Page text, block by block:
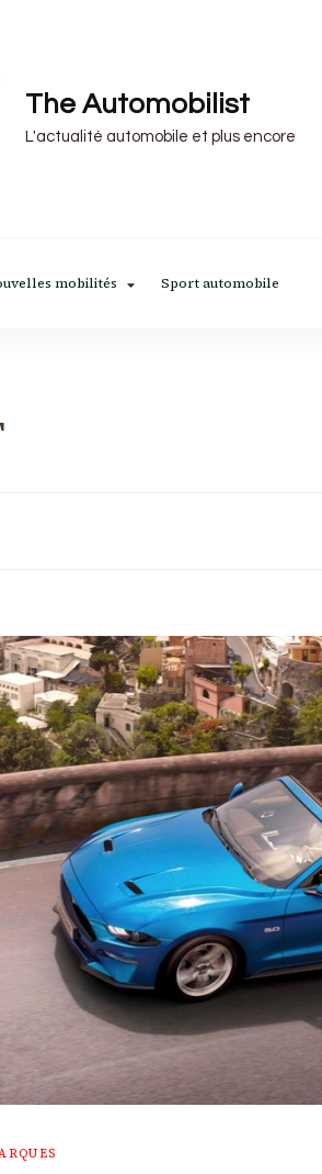
The Automobilist
L'actualité automobile et plus encore
mobilités Sport automobile